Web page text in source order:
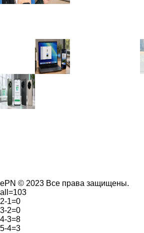
ePN © 2023 Все права защищены.
all=103
2-1=0
3-2=0
4-3=8
5-4=3